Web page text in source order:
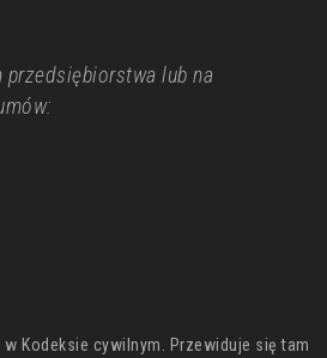
lub na
Kodeksie cywilnym. Przewiduje się tam